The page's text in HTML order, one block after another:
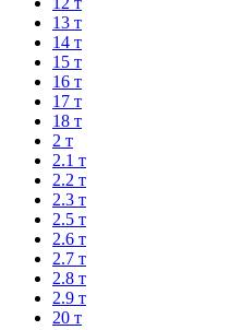
13 т
14 т
15 т
16 т
17 т
18 т
2 т
2.1 т
2.2 т
2.3 т
2.5 т
2.6 т
2.7 т
2.8 т
2.9 т
20 т